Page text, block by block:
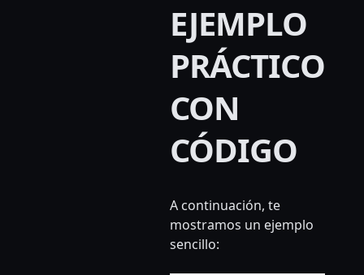
EJEMPLO
PRÁCTICO
CON
CÓDIGO
A continuación, te
mostramos un ejemplo
sencillo: